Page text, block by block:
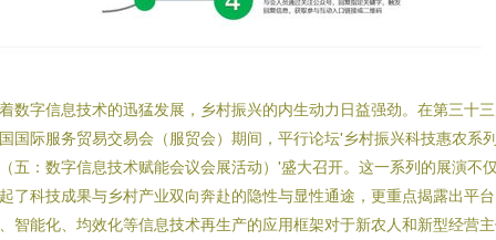
数字信息技术的迅猛发展，乡村振兴的内生动力日益强劲。在第三十
国际服务贸易交易会（服贸会）期间，平行论坛'乡村振兴科技惠农系
五：数字信息技术赋能会议会展活动）'盛大召开。这一系列的展演不
了科技成果与乡村产业双向奔赴的隐性与显性通途，更重点揭露出平台
智能化、均效化等信息技术再生产的应用框架对于新农人和新型经营